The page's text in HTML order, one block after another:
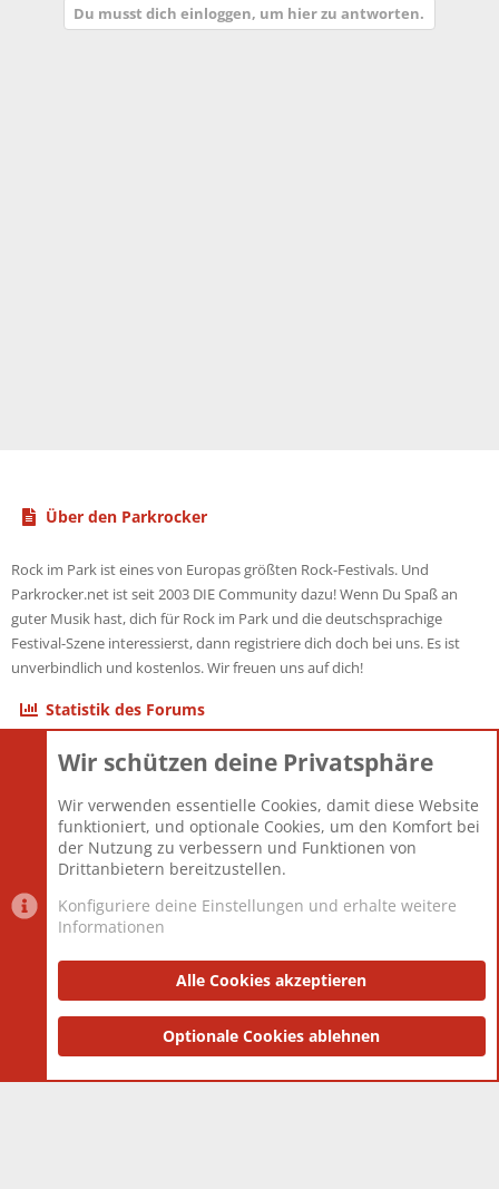
Du musst dich einloggen, um hier zu antworten.
Über den Parkrocker
Rock im Park ist eines von Europas größten Rock-Festivals. Und
Parkrocker.net ist seit 2003 DIE Community dazu! Wenn Du Spaß an
guter Musik hast, dich für Rock im Park und die deutschsprachige
Festival-Szene interessierst, dann registriere dich doch bei uns. Es ist
unverbindlich und kostenlos. Wir freuen uns auf dich!
Statistik des Forums
Themen
Mitglieder
12.425
Neuestes Mitglied
Toddster85
Datenschutzerklärung Impressum
Community platform by XenForo® © 2010-2025 XenForo Ltd.
and add-ons by ThemeHouse
Wir schützen deine Privatsphäre
Wir verwenden essentielle Cookies, damit diese Website
funktioniert, und optionale Cookies, um den Komfort bei
der Nutzung zu verbessern und Funktionen von
Drittanbietern bereitzustellen.
Konfiguriere deine Einstellungen und erhalte weitere
Informationen
Alle Cookies akzeptieren
Optionale Cookies ablehnen